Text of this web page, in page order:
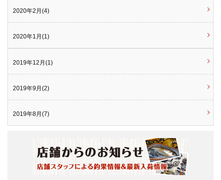
2020年2月(4)
2020年1月(1)
2019年12月(1)
2019年9月(2)
2019年8月(7)